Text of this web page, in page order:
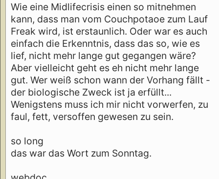
Wie eine Midlifecrisis einen so mitnehmen
kann, dass man vom Couchpotaoe zum Lauf
Freak wird, ist erstaunlich. Oder war es auch
einfach die Erkenntnis, dass das so, wie es
lief, nicht mehr lange gut gegangen wäre?
Aber vielleicht geht es eh nicht mehr lange
gut. Wer weiß schon wann der Vorhang fällt -
der biologische Zweck ist ja erfüllt...
Wenigstens muss ich mir nicht vorwerfen, zu
faul, fett, versoffen gewesen zu sein.
so long
das war das Wort zum Sonntag.